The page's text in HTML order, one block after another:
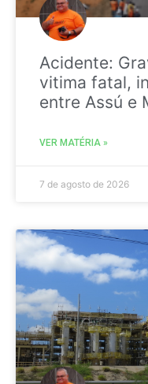
Acidente:
vitima fatal,
entre Assú e
VER MATÉRIA »
7 de agosto de 2026